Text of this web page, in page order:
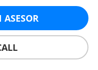
ASESOR